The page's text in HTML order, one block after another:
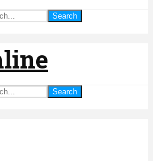
Search
Search